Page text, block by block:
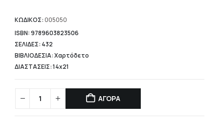
ΚΩΔΙΚΟΣ: 005050
ISBN: 9789603823506
ΣΕΛΙΔΕΣ: 432
ΒΙΒΛΙΟΔΕΣΙΑ: Χαρτόδετο
ΔΙΑΣΤΑΣΕΙΣ: 14x21
ΑΓΟΡΑ